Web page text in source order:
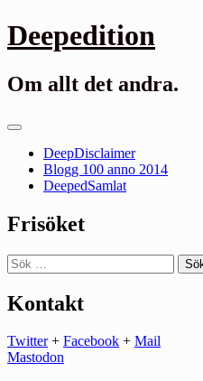
Gå
till
Deepedition
Om allt det andra.
Primär
DeepDisclaimer
Blogg 100 anno 2014
DeepedSamlat
Frisöket
Sök
efter:
Kontakt
Twitter+ Facebook + Mail
Mastodon